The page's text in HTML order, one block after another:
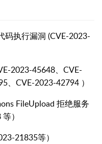
码执行漏洞 (CVE-2023-
2023-45648、CVE-
、CVE-2023-42794 ）
FileUpload 拒绝服务
）
21835等）